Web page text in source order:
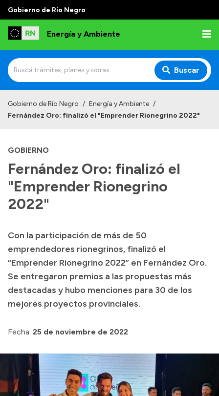
Gobierno de Río Negro
Energía y Ambiente
Buscar
Normativa
Reportes
Transparencia
Presupuesto
Boletín Oficial
Compras y licitaciones
Consulta de expedientes
Convocatorias
Login
Gobierno de Río Negro / Energía y Ambiente /
Fernández Oro: finalizó el "Emprender Rionegrino 2022"
GOBIERNO
Fernández Oro: finalizó el
"Emprender Rionegrino
2022"
Con la participación de más de 50
emprendedores rionegrinos, finalizó el
“Emprender Rionegrino 2022” en Fernández Oro.
Se entregaron premios a las propuestas más
destacadas y hubo menciones para 30 de los
mejores proyectos provinciales.
Fecha: 25 de noviembre de 2022